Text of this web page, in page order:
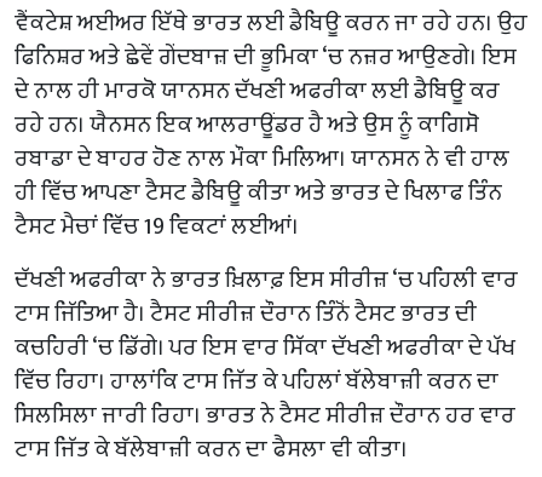
ਵੈਂਕਟੇਸ਼ ਅਈਅਰ ਇੱਥੇ ਭਾਰਤ ਲਈ ਡੈਬਿਊ ਕਰਨ ਜਾ ਰਹੇ ਹਨ। ਉਹ
ਫਿਨਿਸ਼ਰ ਅਤੇ ਛੇਵੇਂ ਗੇਂਦਬਾਜ਼ ਦੀ ਭੂਮਿਕਾ ‘ਚ ਨਜ਼ਰ ਆਉਣਗੇ। ਇਸ
ਦੇ ਨਾਲ ਹੀ ਮਾਰਕੋ ਯਾਨਸਨ ਦੱਖਣੀ ਅਫਰੀਕਾ ਲਈ ਡੈਬਿਊ ਕਰ
ਰਹੇ ਹਨ। ਯੈਨਸਨ ਇਕ ਆਲਰਾਊਂਡਰ ਹੈ ਅਤੇ ਉਸ ਨੂੰ ਕਾਗਿਸੋ
ਰਬਾਡਾ ਦੇ ਬਾਹਰ ਹੋਣ ਨਾਲ ਮੌਕਾ ਮਿਲਿਆ। ਯਾਨਸਨ ਨੇ ਵੀ ਹਾਲ
ਹੀ ਵਿੱਚ ਆਪਣਾ ਟੈਸਟ ਡੈਬਿਊ ਕੀਤਾ ਅਤੇ ਭਾਰਤ ਦੇ ਖਿਲਾਫ ਤਿੰਨ
ਟੈਸਟ ਮੈਚਾਂ ਵਿੱਚ 19 ਵਿਕਟਾਂ ਲਈਆਂ।
ਦੱਖਣੀ ਅਫਰੀਕਾ ਨੇ ਭਾਰਤ ਖ਼ਿਲਾਫ਼ ਇਸ ਸੀਰੀਜ਼ ‘ਚ ਪਹਿਲੀ ਵਾਰ
ਟਾਸ ਜਿੱਤਿਆ ਹੈ। ਟੈਸਟ ਸੀਰੀਜ਼ ਦੌਰਾਨ ਤਿੰਨੋਂ ਟੈਸਟ ਭਾਰਤ ਦੀ
ਕਚਹਿਰੀ ‘ਚ ਡਿੱਗੇ। ਪਰ ਇਸ ਵਾਰ ਸਿੱਕਾ ਦੱਖਣੀ ਅਫਰੀਕਾ ਦੇ ਪੱਖ
ਵਿੱਚ ਰਿਹਾ। ਹਾਲਾਂਕਿ ਟਾਸ ਜਿੱਤ ਕੇ ਪਹਿਲਾਂ ਬੱਲੇਬਾਜ਼ੀ ਕਰਨ ਦਾ
ਸਿਲਸਿਲਾ ਜਾਰੀ ਰਿਹਾ। ਭਾਰਤ ਨੇ ਟੈਸਟ ਸੀਰੀਜ਼ ਦੌਰਾਨ ਹਰ ਵਾਰ
ਟਾਸ ਜਿੱਤ ਕੇ ਬੱਲੇਬਾਜ਼ੀ ਕਰਨ ਦਾ ਫੈਸਲਾ ਵੀ ਕੀਤਾ।